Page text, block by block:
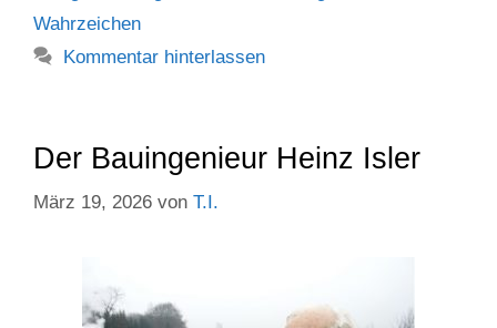
Wahrzeichen
Kommentar hinterlassen
Der Bauingenieur Heinz Isler
März 19, 2026 von T.I.